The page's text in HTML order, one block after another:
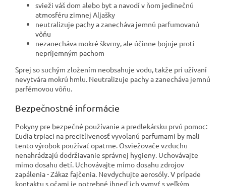
svieži váš dom alebo byt a navodí v ňom jedinečnú
atmosféru zimnej Aljašky
neutralizuje pachy a zanecháva jemnú parfumovanú
vôňu
nezanecháva mokré škvrny, ale účinne bojuje proti
nepríjemným pachom
Sprej so suchým zložením neobsahuje vodu, takže pri užívaní
nevytvára mokrú hmlu. Neutralizuje pachy a zanecháva jemnú
parfémovou vôňu.
Bezpečnostné informácie
Pokyny pre bezpečné používanie a predlekársku prvú pomoc:
Ľudia trpiaci na precitlivenosť vyvolanú parfumami by mali
tento výrobok používať opatrne. Osviežovače vzduchu
nenahrádzajú dodržiavanie správnej hygieny. Uchovávajte
mimo dosahu detí. Uchovávajte mimo dosahu zdrojov
zapálenia - Zákaz fajčenia. Nevdychujte aerosóly. V prípade
kontaktu s očami je potrebné ihneď ich vymyť s veľkým